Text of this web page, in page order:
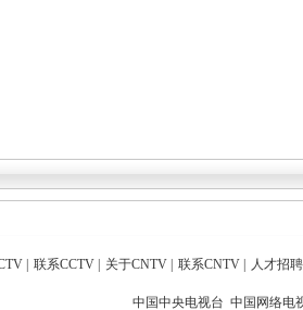
| 联系CCTV | 关于CNTV | 联系CNTV | 人才招聘
中国中央电视台 中国网络电